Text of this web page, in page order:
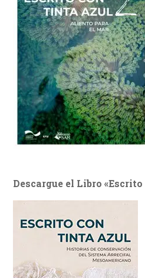
Descargue el Libro